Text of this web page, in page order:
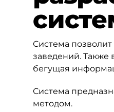
Система
заведений.
бегущая
Система
методом.